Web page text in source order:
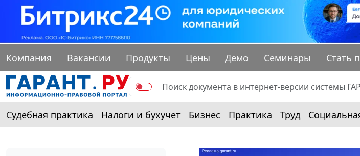
Компания Вакансии Продукты Цены Демо Семинары Стать
Судебная практика Налоги и бухучет Бизнес Практика Труд